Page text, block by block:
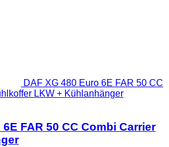
DAF XG 480 Euro 6E FAR 50 CC
LKW + Kühlanhänger
FAR 50 CC Combi Carrier